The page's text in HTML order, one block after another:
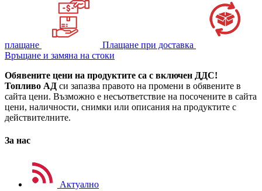
плащане
Плащане при доставка
Връщане и замяна на стоки
Обявените цени на продуктите са с включен ДДС!
Топливо АД си запазва правото на промени в обявените в
сайта цени. Възможно е несъответствие на посочените в сайта
цени, наличности, снимки или описания на продуктите с
действителните.
За нас
Актуално